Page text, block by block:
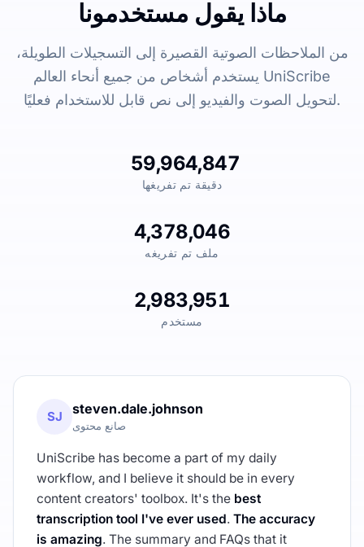
ماذا يقول مستخدمونا
من الملاحظات الصوتية القصيرة إلى التسجيلات الطويلة،
يستخدم أشخاص من جميع أنحاء العالم UniScribe
لتحويل الصوت والفيديو إلى نص قابل للاستخدام فعليًا.
59,964,847
دقيقة تم تفريغها
4,378,046
ملف تم تفريغه
2,983,951
مستخدم
SJ steven.dale.johnson
صانع محتوى
UniScribe has become a part of my daily
workflow, and I believe it should be in every
content creators' toolbox. It's the best
transcription tool I've ever used. The accuracy
is amazing. The summary and FAQs that it